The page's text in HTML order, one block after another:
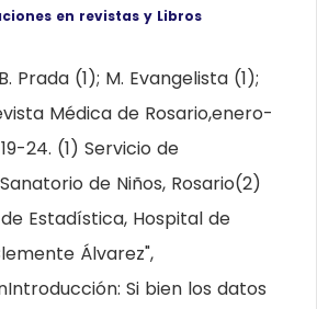
en revistas y Libros
Prada (1); M. Evangelista (1);
Médica de Rosario,enero-
24. (1) Servicio de
de Niños, Rosario(2)
Estadística, Hospital de
Álvarez",
Si bien los datos